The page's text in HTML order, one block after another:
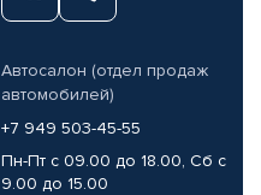
Автосалон (отдел продаж
автомобилей)
+7 949 503-45-55
Пн-Пт с 09.00 до 18.00, Сб с
9.00 до 15.00